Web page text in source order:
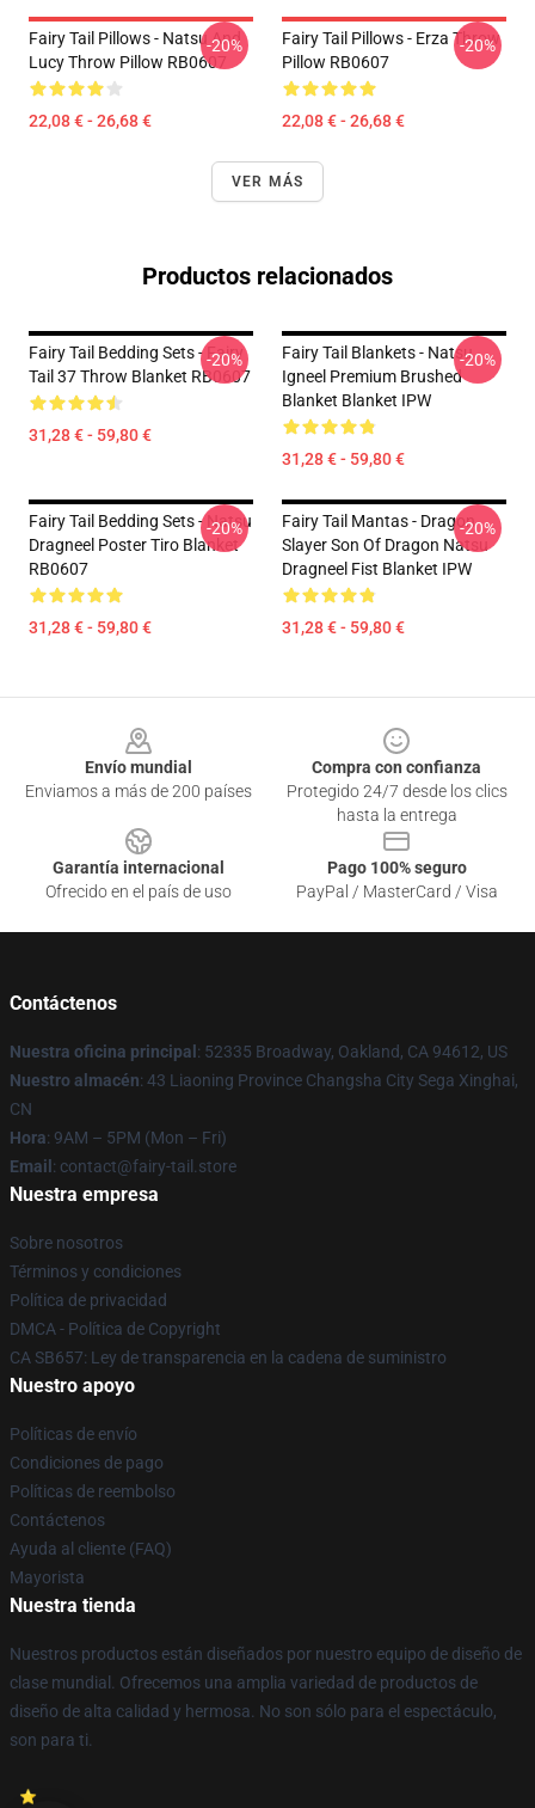
Fairy Tail Pillows - Natsu And
Lucy Throw Pillow RB0607
22,08 € - 26,68 €
-20%
Fairy Tail Pillows - Erza Throw
Pillow RB0607
22,08 € - 26,68 €
-20%
VER MÁS
Productos relacionados
Fairy Tail Bedding Sets - Fairy
Tail 37 Throw Blanket RB0607
31,28 € - 59,80 €
-20%
Fairy Tail Blankets - Natsu
Igneel Premium Brushed
Blanket Blanket IPW
31,28 € - 59,80 €
-20%
Fairy Tail Bedding Sets - Natsu
Dragneel Poster Tiro Blanket
RB0607
31,28 € - 59,80 €
-20%
Fairy Tail Mantas - Dragon
Slayer Son Of Dragon Natsu
Dragneel Fist Blanket IPW
31,28 € - 59,80 €
-20%
Envío mundial
Enviamos a más de 200 países
Compra con confianza
Protegido 24/7 desde los clics
hasta la entrega
Garantía internacional
Ofrecido en el país de uso
Pago 100% seguro
PayPal / MasterCard / Visa
Contáctenos
Nuestra oficina principal : 52335 Broadway, Oakland, CA 94612, US
Nuestro almacén: 43 Liaoning Province Changsha City Sega Xinghai,
CN
Hora: 9AM – 5PM (Mon – Fri)
Email : contact@fairy-tail.store
Nuestra empresa
Sobre nosotros
Términos y condiciones
Política de privacidad
DMCA - Política de Copyright
CA SB657: Ley de transparencia en la cadena de suministro
Nuestro apoyo
Políticas de envío
Condiciones de pago
Políticas de reembolso
Contáctenos
Ayuda al cliente (FAQ)
Mayorista
Nuestra tienda
Nuestros productos están diseñados por nuestro equipo de diseño de
clase mundial. Ofrecemos una amplia variedad de productos de
diseño de alta calidad y hermosa. No son sólo para el espectáculo,
son para ti.